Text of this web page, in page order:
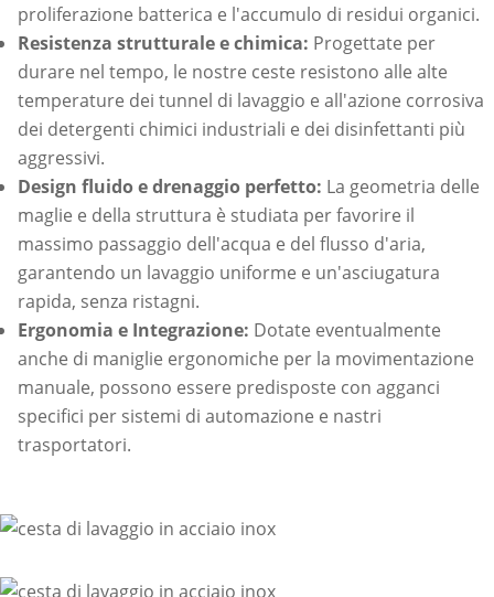
proliferazione batterica e l'accumulo di residui organici.
Resistenza strutturale e chimica: Progettate per
durare nel tempo, le nostre ceste resistono alle alte
temperature dei tunnel di lavaggio e all'azione corrosiva
dei detergenti chimici industriali e dei disinfettanti più
aggressivi.
Design fluido e drenaggio perfetto: La geometria delle
maglie e della struttura è studiata per favorire il
massimo passaggio dell'acqua e del flusso d'aria,
garantendo un lavaggio uniforme e un'asciugatura
rapida, senza ristagni.
Ergonomia e Integrazione: Dotate eventualmente
anche di maniglie ergonomiche per la movimentazione
manuale, possono essere predisposte con agganci
specifici per sistemi di automazione e nastri
trasportatori.